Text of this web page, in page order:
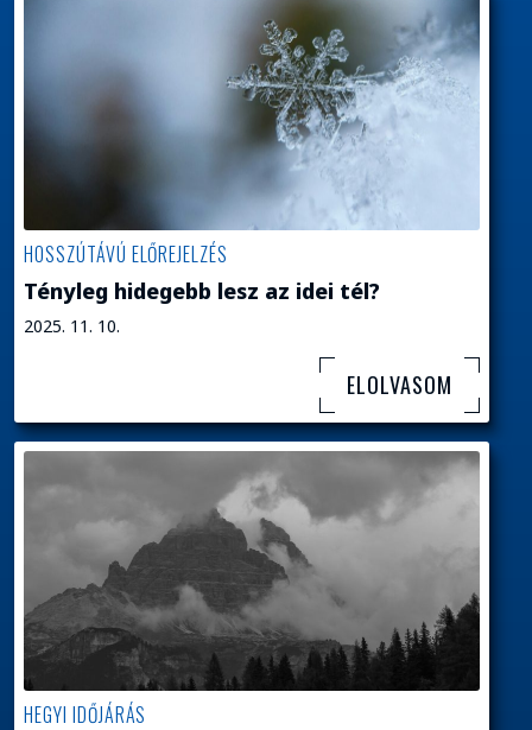
HOSSZÚTÁVÚ ELŐREJELZÉS
Tényleg hidegebb lesz az idei tél?
2025. 11. 10.
ELOLVASOM
HEGYI IDŐJÁRÁS